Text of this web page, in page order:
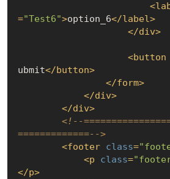
<
="Test6">option_6</label>
</div>
<button
ubmit</button>
</form>
</div>
</div>
<!--
=============-->
<footer class=
<p class=
</p>